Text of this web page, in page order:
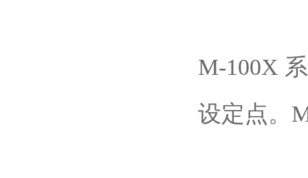
M-100X
设定点。